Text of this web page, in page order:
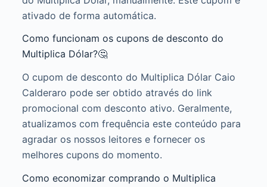
ativado de forma automática.
Como funcionam os cupons de desconto do
Multiplica Dólar?🤔
O cupom de desconto do Multiplica Dólar Caio
Calderaro pode ser obtido através do link
promocional com desconto ativo. Geralmente,
atualizamos com frequência este conteúdo para
agradar os nossos leitores e fornecer os
melhores cupons do momento.
Como economizar comprando o Multiplica